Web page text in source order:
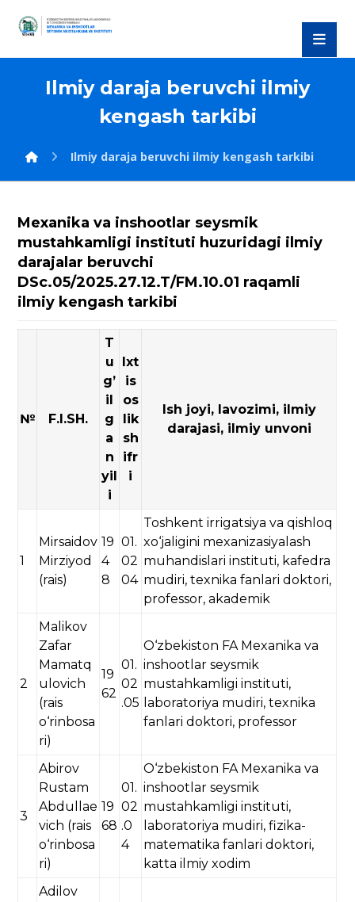
Ilmiy dаrаjа beruvchi ilmiy
kengаsh tаrkibi
Ilmiy dаrаjа beruvchi ilmiy kengаsh tаrkibi
Mexanika va inshootlar seysmik
mustahkamligi instituti huzuridagi ilmiy
darajalar beruvchi
DSc.05/2025.27.12.T/FM.10.01 raqamli
ilmiy kengash tarkibi
№ F.I.SH.
T
u
g’
il
g
a
n
yil
i
Ixt
is
os
lik
sh
ifr
i
Ish joyi, lavozimi, ilmiy
darajasi, ilmiy unvoni
1
Mirsaidov
Mirziyod
(rais)
19
4
8
01.
02
04
Toshkent irrigatsiya va qishloq
xo‘jaligini mexanizasiyalash
muhandislari instituti, kafedra
mudiri, texnika fanlari doktori,
professor, akademik
2
Malikov
Zafar
Mamatq
ulovich
(rais
o‘rinbosa
ri)
19
62
01.
02
.05
O‘zbekiston FA Mexanika va
inshootlar seysmik
mustahkamligi instituti,
laboratoriya mudiri, texnika
fanlari doktori, professor
3
Abirov
Rustam
Abdullae
vich (rais
o‘rinbosa
ri)
19
68
01.
02
.0
4
O‘zbekiston FA Mexanika va
inshootlar seysmik
mustahkamligi instituti,
laboratoriya mudiri, fizika-
matematika fanlari doktori,
katta ilmiy xodim
Adilov